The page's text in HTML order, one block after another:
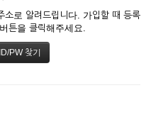
소로 알려드립니다. 가입할 때 등록
튼을 클릭해주세요.